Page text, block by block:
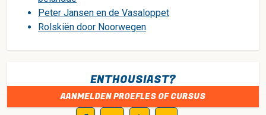
Peter Jansen en de Vasaloppet
Rolskiën door Noorwegen
ENTHOUSIAST?
AANMELDEN PROEFLES OF CURSUS